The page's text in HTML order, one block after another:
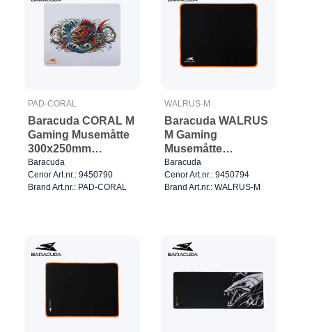
PAD-CORAL
Baracuda CORAL M
Gaming Musemåtte
300x250mm
Sort/Rød
Baracuda
Cenor Art.nr.: 9450790
Brand Art.nr.: PAD-CORAL
WALRUS-M
Baracuda WALRUS
M Gaming
Musemåtte
300x250mm
Sort/Orange
Baracuda
Cenor Art.nr.: 9450794
Brand Art.nr.: WALRUS-M